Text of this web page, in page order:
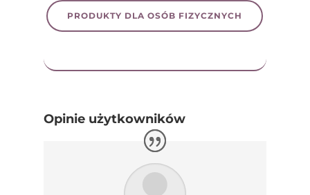
PRODUKTY DLA OSÓB FIZYCZNYCH
Opinie użytkowników